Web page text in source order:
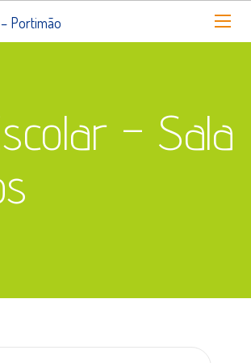
– Sala